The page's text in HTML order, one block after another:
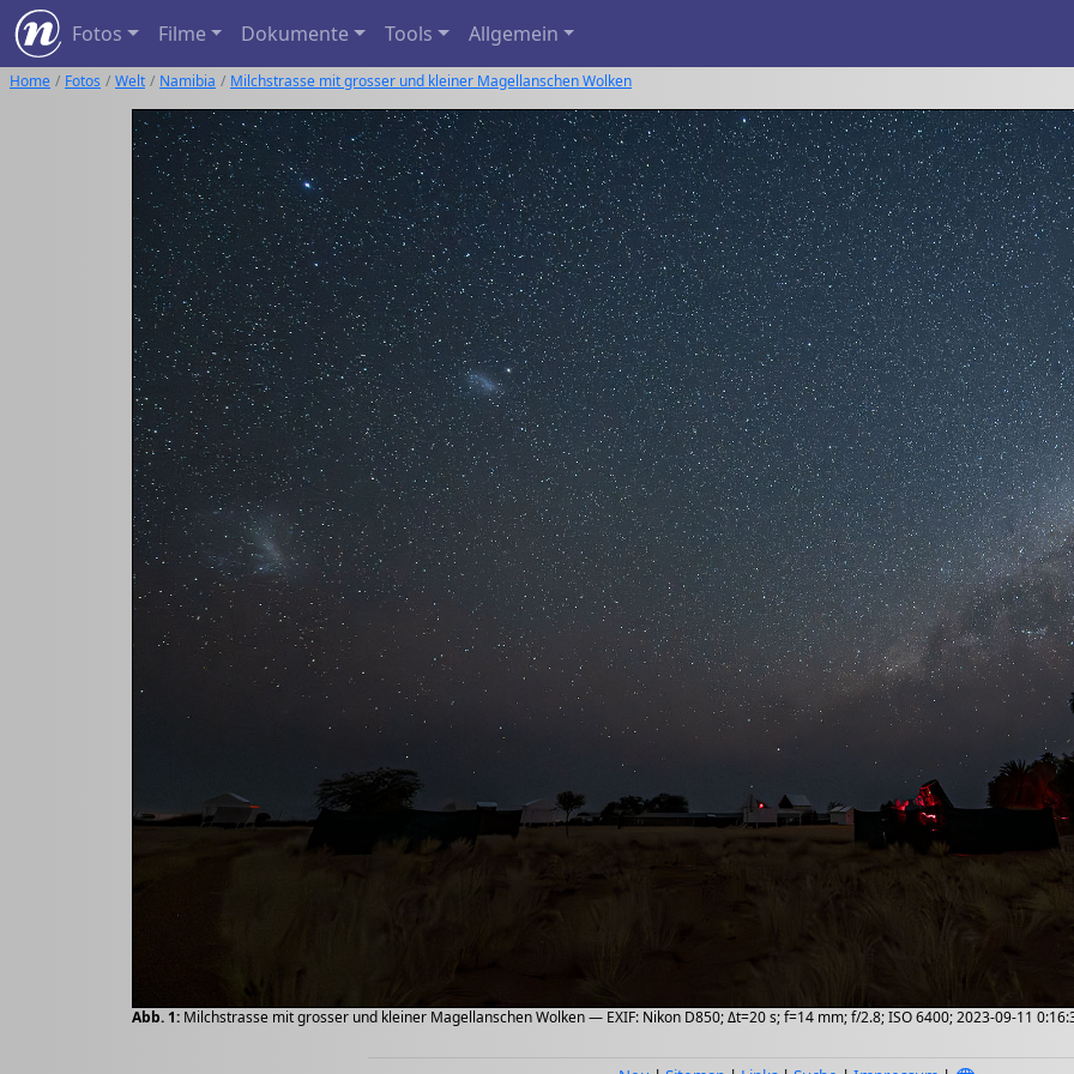
Fotos Filme Dokumente Tools Allgemein
Home Fotos Welt Namibia Milchstrasse mit grosser und kleiner Magellanschen Wolken
Abb. 1: Milchstrasse mit grosser und kleiner Magellanschen Wolken — EXIF: Nikon D850; Δt=20 s; f=14 mm; f/2.8; ISO 6400; 2023-09-11